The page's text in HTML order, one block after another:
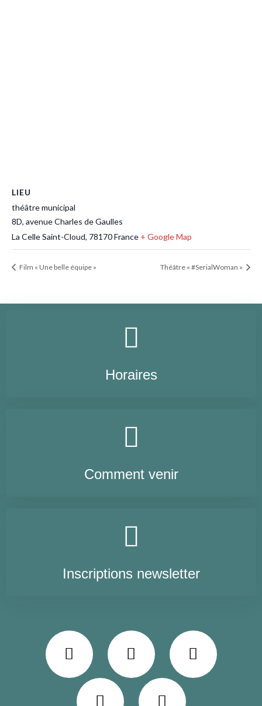
LIEU
théâtre municipal
8D, avenue Charles de Gaulles
La Celle Saint-Cloud, 78170France + Google Map
Film « Une belle équipe » Théâtre « #SerialWoman »
Horaires
Comment venir
Inscriptions newsletter